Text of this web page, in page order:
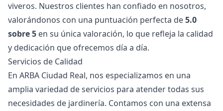
viveros. Nuestros clientes han confiado en nosotros,
valorándonos con una puntuación perfecta de5.0
sobre 5 en su única valoración, lo que refleja la calidad
y dedicación que ofrecemos día a día.
Servicios de Calidad
En ARBA Ciudad Real, nos especializamos en una
amplia variedad de servicios para atender todas sus
necesidades de jardinería. Contamos con una extensa